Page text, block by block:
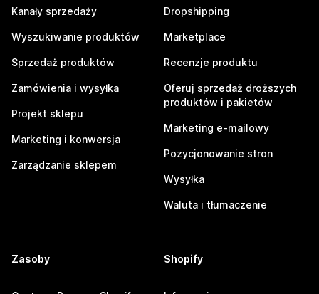
Kanały sprzedaży
Wyszukiwanie produktów
Sprzedaż produktów
Zamówienia i wysyłka
Projekt sklepu
Marketing i konwersja
Zarządzanie sklepem
Dropshipping
Marketplace
Recenzje produktu
Oferuj sprzedaż droższych
produktów i pakietów
Marketing e-mailowy
Pozycjonowanie stron
Wysyłka
Waluta i tłumaczenie
Zasoby Shopify